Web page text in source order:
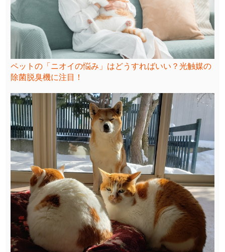
ペットの「ニオイの悩み」はどうすればいい？光触媒の
除菌脱臭機に注目！